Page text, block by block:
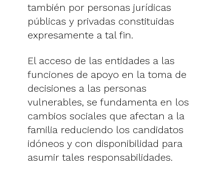
también por personas jurídicas
públicas y privadas constituidas
expresamente a tal fin.
El acceso de las entidades a las
funciones de apoyo en la toma de
decisiones a las personas
vulnerables, se fundamenta en los
cambios sociales que afectan a la
familia reduciendo los candidatos
idóneos y con disponibilidad para
asumir tales responsabilidades.